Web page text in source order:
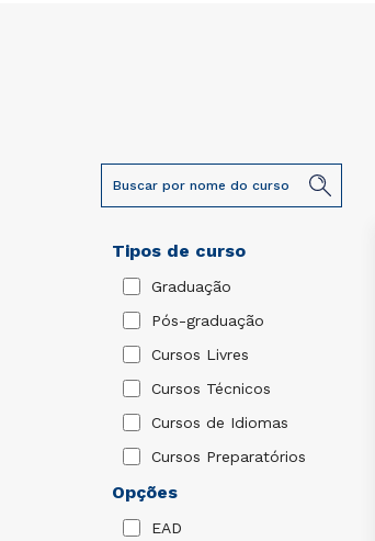
Tipos de curso
Graduação
Pós-graduação
Cursos Livres
Cursos Técnicos
Cursos de Idiomas
Cursos Preparatórios
Opções
EAD